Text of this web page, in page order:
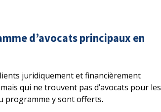
d’avocats principaux en
juridiquement et financièrement
qui ne trouvent pas d’avocats pour les
programme y sont offerts.